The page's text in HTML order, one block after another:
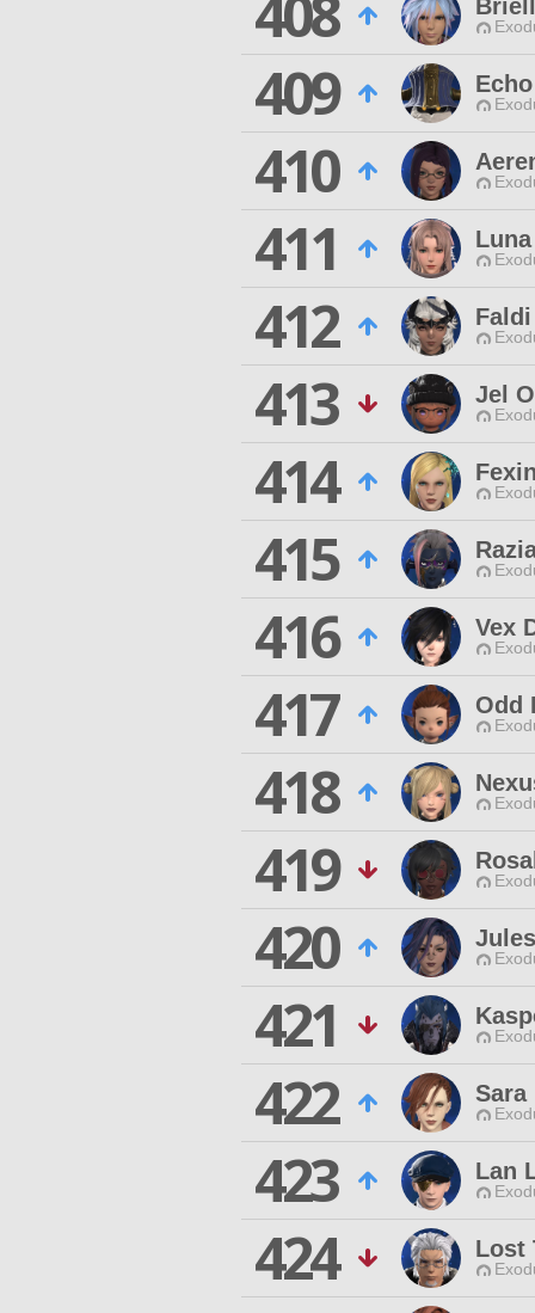
409
410
411
412
413 Jel
414
415
416 Vex
417 Odd
418
419
420
421
422 Sara
423 Lan
424 Lost